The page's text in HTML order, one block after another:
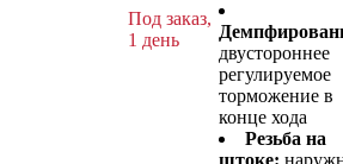
Под заказ,
1 день
двустороннее
регулируемое
торможение в
конце хода
Резьба на
штоке: